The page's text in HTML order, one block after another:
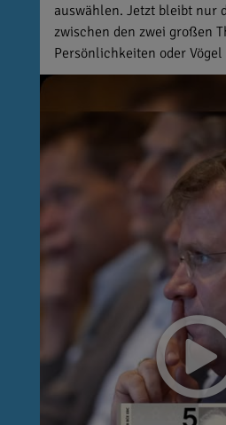
auswählen. Jetzt bleibt nur
zwischen den zwei großen
Persönlichkeiten oder Vögel